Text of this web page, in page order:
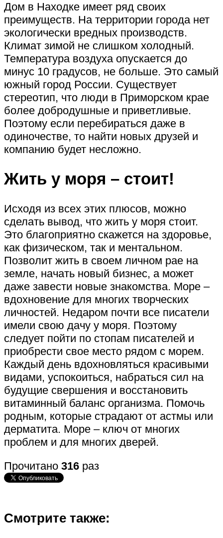
Дом в Находке имеет ряд своих
преимуществ. На территории города нет
экологически вредных производств.
Климат зимой не слишком холодный.
Температура воздуха опускается до
минус 10 градусов, не больше. Это самый
южный город России. Существует
стереотип, что люди в Приморском крае
более добродушные и приветливые.
Поэтому если перебираться даже в
одиночестве, то найти новых друзей и
компанию будет несложно.
Жить у моря – стоит!
Исходя из всех этих плюсов, можно
сделать вывод, что жить у моря стоит.
Это благоприятно скажется на здоровье,
как физическом, так и ментальном.
Позволит жить в своем личном рае на
земле, начать новый бизнес, а может
даже завести новые знакомства. Море –
вдохновение для многих творческих
личностей. Недаром почти все писатели
имели свою дачу у моря. Поэтому
следует пойти по стопам писателей и
приобрести свое место рядом с морем.
Каждый день вдохновляться красивыми
видами, успокоиться, набраться сил на
будущие свершения и восстановить
витаминный баланс организма. Помочь
родным, которые страдают от астмы или
дерматита. Море – ключ от многих
проблем и для многих дверей.
Прочитано 316 раз
Смотрите также: